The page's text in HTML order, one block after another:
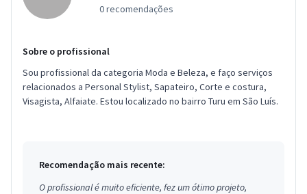
0 recomendações
Sobre o profissional
Sou profissional da categoria Moda e Beleza, e faço serviços
relacionados a Personal Stylist, Sapateiro, Corte e costura,
Visagista, Alfaiate. Estou localizado no bairro Turu em São Luís.
Recomendação mais recente:
O profissional é muito eficiente, fez um ótimo projeto,